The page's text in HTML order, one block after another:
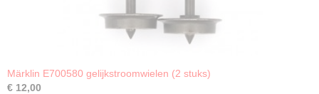
Märklin E700580 gelijkstroomwielen (2 stuks)
€ 12,00